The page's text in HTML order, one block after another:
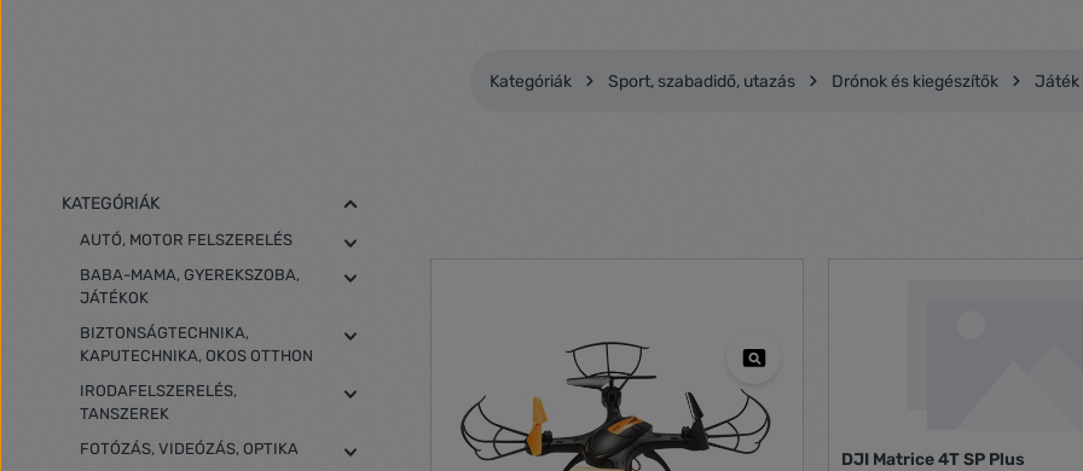
Kategóriák Sport, szabadidő, utazás Drónok és kiegészítők Játék
KATEGÓRIÁK
AUTÓ, MOTOR FELSZERELÉS
BABA-MAMA, GYEREKSZOBA,
JÁTÉKOK
BIZTONSÁGTECHNIKA,
KAPUTECHNIKA, OKOS OTTHON
IRODAFELSZERELÉS,
TANSZEREK
FOTÓZÁS, VIDEÓZÁS, OPTIKA
DJI Matrice 4T SP Plus